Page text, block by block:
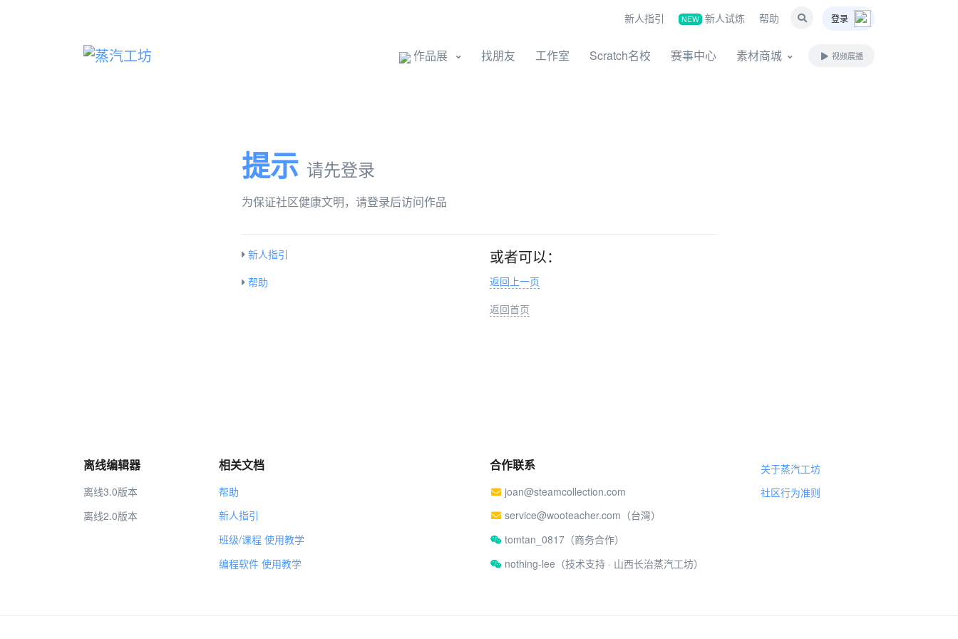
新人指引 NEW 新人试炼 帮助 登录
作品展 找朋友 工作室 Scratch名校 赛事中心 素材商城 视频展播
提示 请先登录
为保证社区健康文明，请登录后访问作品
新人指引
帮助
或者可以：
返回上一页
返回首页
离线编辑器
离线3.0版本
离线2.0版本
相关文档
帮助
新人指引
班级/课程 使用教学
编程软件 使用教学
合作联系
joan@steamcollection.com
service@wooteacher.com（台灣）
tomtan_0817（商务合作）
nothing-lee（技术支持 · 山西长治蒸汽工坊）
关于蒸汽工坊
社区行为准则